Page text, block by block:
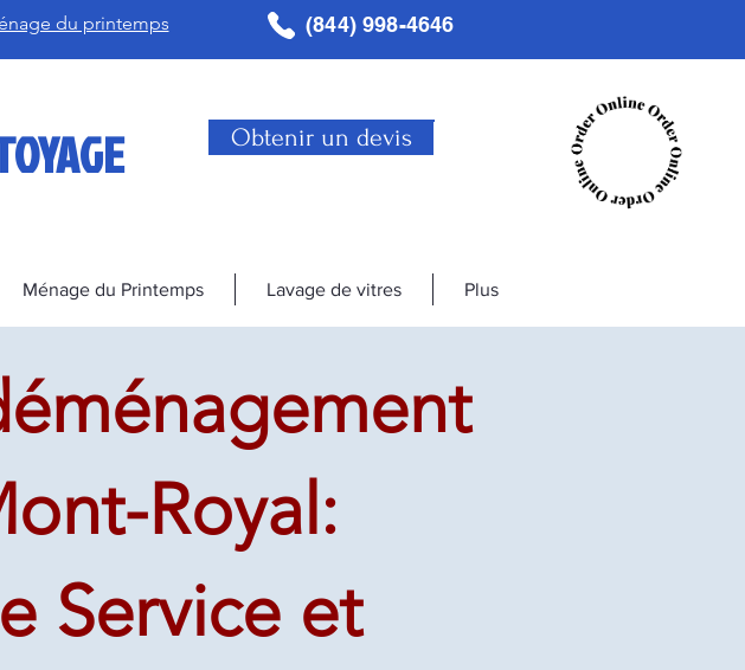
du printemps (844) 998-4646
Obtenir un devis
Ménage du Printemps Lavage de vitres Plus
Royal:
Service et